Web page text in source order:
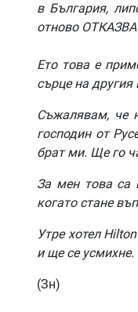
в България,
отново ОТКАЗВА
Ето това е
сърце на другия
Съжалявам, че
господин от
брат ми. Ще го
За мен това са
когато стане
Утре хотелHilton
и ще се усмихне.
(Зн)